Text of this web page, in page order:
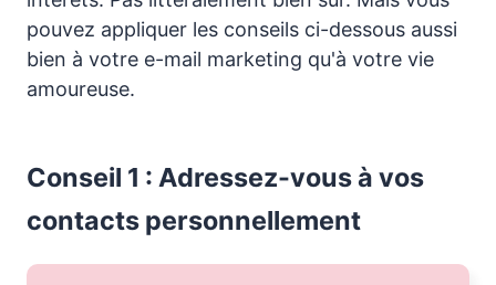
pouvez appliquer les conseils ci-dessous aussi
bien à votre e-mail marketing qu'à votre vie
amoureuse.
Conseil 1 : Adressez-vous à vos
contacts personnellement